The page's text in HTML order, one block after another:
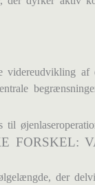
af
FORSKEL:
der